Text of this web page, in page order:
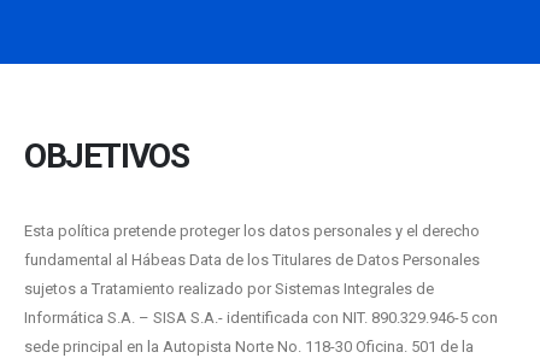
OBJETIVOS
Esta política pretende proteger los datos personales y el derecho
fundamental al Hábeas Data de los Titulares de Datos Personales
sujetos a Tratamiento realizado por Sistemas Integrales de
Informática S.A. – SISA S.A.- identificada con NIT. 890.329.946-5 con
sede principal en la Autopista Norte No. 118-30 Oficina. 501 de la